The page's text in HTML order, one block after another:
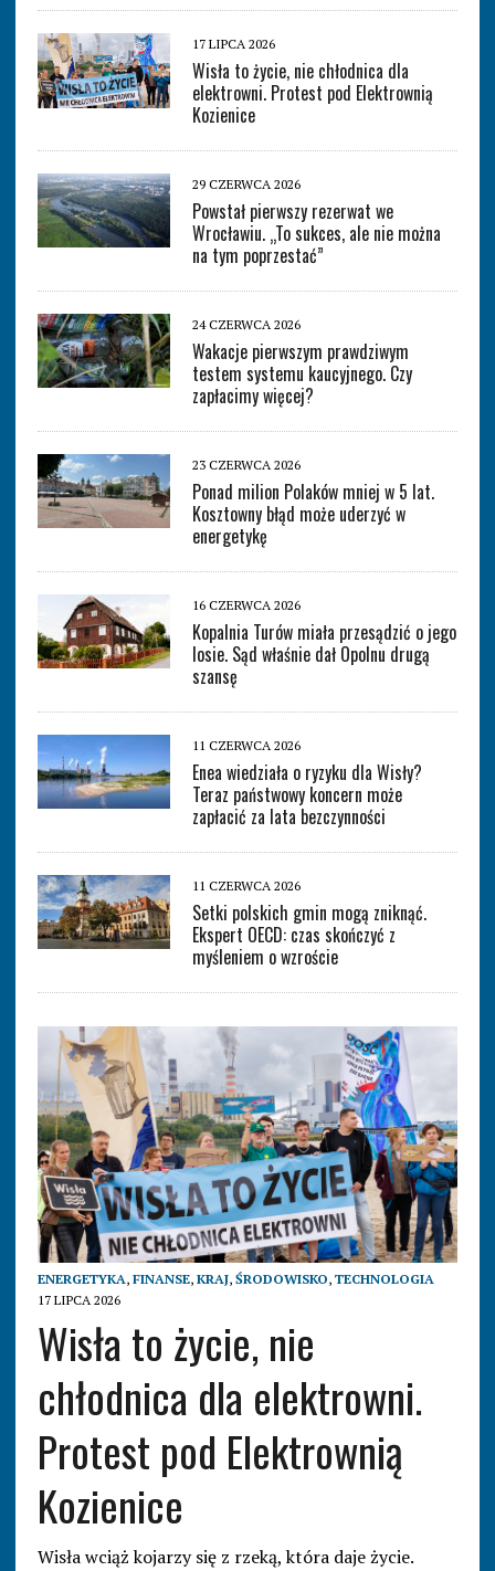
17 LIPCA 2026
Wisła to życie, nie chłodnica dla
elektrowni. Protest pod Elektrownią
Kozienice
29 CZERWCA 2026
Powstał pierwszy rezerwat we
Wrocławiu. „To sukces, ale nie można
na tym poprzestać”
24 CZERWCA 2026
Wakacje pierwszym prawdziwym
testem systemu kaucyjnego. Czy
zapłacimy więcej?
23 CZERWCA 2026
Ponad milion Polaków mniej w 5 lat.
Kosztowny błąd może uderzyć w
energetykę
16 CZERWCA 2026
Kopalnia Turów miała przesądzić o jego
losie. Sąd właśnie dał Opolnu drugą
szansę
11 CZERWCA 2026
Enea wiedziała o ryzyku dla Wisły?
Teraz państwowy koncern może
zapłacić za lata bezczynności
11 CZERWCA 2026
Setki polskich gmin mogą zniknąć.
Ekspert OECD: czas skończyć z
myśleniem o wzroście
ENERGETYKA, FINANSE, KRAJ, ŚRODOWISKO, TECHNOLOGIA
17 LIPCA 2026
Wisła to życie, nie
chłodnica dla elektrowni.
Protest pod Elektrownią
Kozienice
Wisła wciąż kojarzy się z rzeką, która daje życie.